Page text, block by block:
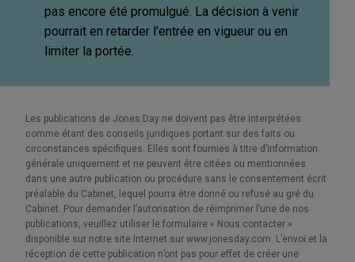
pas encore été promulgué. La décision à venir
pourrait en retarder l'entrée en vigueur ou en
limiter la portée.
Les publications de Jones Day ne doivent pas être interprétées
comme étant des conseils juridiques portant sur des faits ou
circonstances spécifiques. Elles sont fournies à titre d’information
générale uniquement et ne peuvent être citées ou mentionnées
dans une autre publication ou procédure sans le consentement écrit
préalable du Cabinet, lequel pourra être donné ou refusé au gré du
Cabinet. Pour demander l’autorisation de réimprimer l’une de nos
publications, veuillez utiliser le formulaire « Nous contacter »
disponible sur notre site Internet sur www.jonesday.com. L’envoi et la
réception de cette publication n’ont pas pour effet de créer une